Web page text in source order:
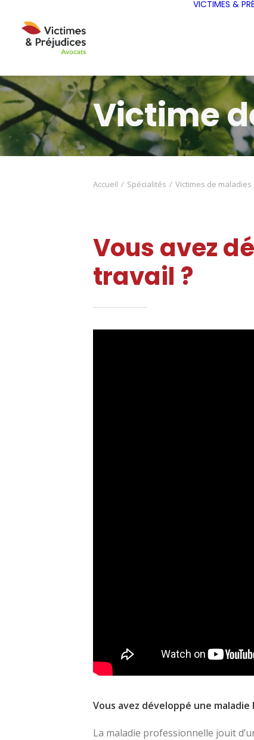
VICTIMES &
Victime
Accueil Spécialités Victimes de
Vous avez
travail ?
Vous avez développé une
La maladie professionnelle jouit